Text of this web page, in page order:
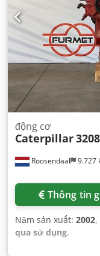
Roosendaal 9.727
động cơ
Caterpillar
Thông tin
Năm sản xuất: 2002
qua sử dụng,